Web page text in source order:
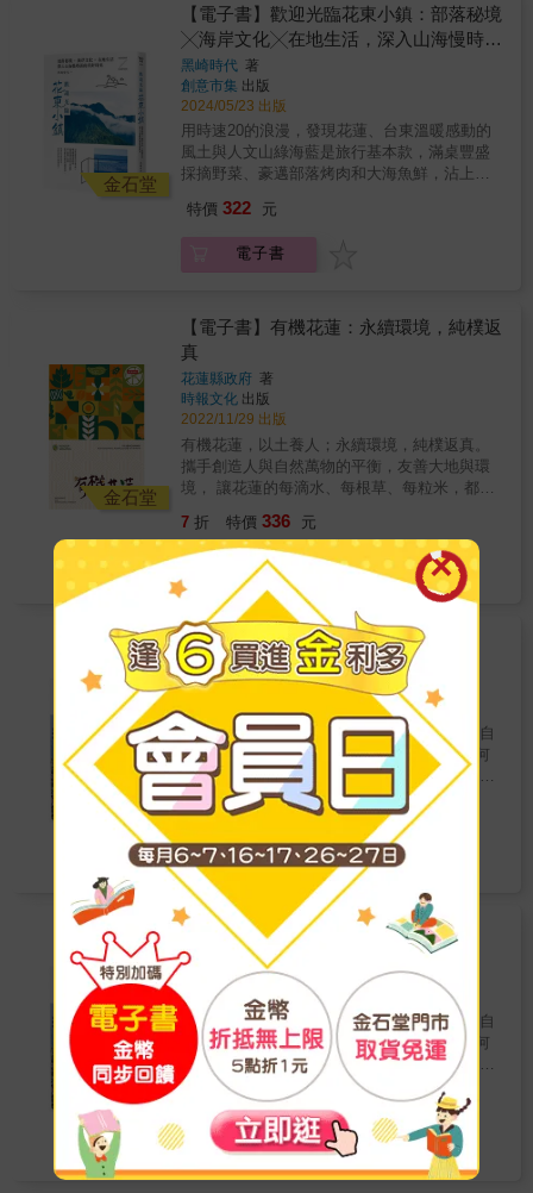
玉里、瑞穗，台東、鹿野、池上、長濱、成功
等必訪城鎮景點，更踏上花東鮮為人知的部落
如萬榮、豐濱、延平、大武等，帶回許多部落
文化、人文故事和在地傳統活動，如太巴塱部
落的紅糯米、太魯閣族感恩祭與傳統美食，讓
旅人了解更多文化底蘊，以及充滿人情味的後
山美好。▍有最遙遠部落之稱、獲頒「全球百
大綠色旅遊地」殊榮的花蓮吉拉米代，吹著迷
人南風，翠綠稻田銜接湛藍天空，彷彿天空之
城下的夢幻梯田，神秘又魔幻&hellip;&hellip;▍
地生存方式，販售的是親近土地與人的情感。
場、日據時代移民村，開發成如今的農田與茶
園風光，孕育出口感香甜的台東紅烏龍，騎著
腳踏車慢慢逛，剛剛好&hellip;&hellip;▍池上早
晨的豆皮香氣喚醒活力，稻浪從翠綠轉至金
黃，季節更替，在池上留下最迷人的專屬代表
色&hellip;&hellip;▍台東大武山南排灣族，利用
黃藤、竹編自製魚筌，順應水流放置、敲打魚
藤，用特殊魚鏡工具在透徹溪流裡捕魚，古老
&hellip;&hellip;▍成功鎮的港口飲食文化自成一
格，點一碗米苔目豪邁灑下跳舞柴魚，再至隔
壁攤位叫一份生魚片，這就是「成功人士」每
日獨特的早餐Style&hellip;&hellip;▍跟著海女
從海岩撿拾cekiw螺和fafako月光螺，放置鐵網
烘烤，空氣中瀰漫著鮮甜和海水味道。吃進嘴
裡才明白，原來「有就是有、沒有就是沒
有」，是大海教會我們的人生豁達
&hellip;&hellip;&
金石堂
【電子書】歡迎光臨花東小鎮：部落秘境
╳海岸文化╳在地生活，深入山海慢時區
的美好時光
黑崎時代 著
創意市集 出版
2024/05/23 出版
用時速20的浪漫，發現花蓮、台東溫暖感動的
風土與人文山綠海藍是旅行基本款，滿桌豐盛
採摘野菜、豪邁部落烤肉和大海魚鮮，沾上特
紅烏龍的甜香，美好在旅程中慢慢回甘。厭倦
鎮！即便是大海，從花蓮到台東，也有著不同
玉里、瑞穗，台東、鹿野、池上、長濱、成功
等必訪城鎮景點，更踏上花東鮮為人知的部落
如萬榮、豐濱、延平、大武等，帶回許多部落
文化、人文故事和在地傳統活動，如太巴塱部
落的紅糯米、太魯閣族感恩祭與傳統美食，讓
旅人了解更多文化底蘊，以及充滿人情味的後
山美好。▍有最遙遠部落之稱、獲頒「全球百
大綠色旅遊地」殊榮的花蓮吉拉米代，吹著迷
人南風，翠綠稻田銜接湛藍天空，彷彿天空之
城下的夢幻梯田，神秘又魔幻&hellip;&hellip;▍
部落柑仔店牆面的符號和名字，衍生出一種在
地生存方式，販售的是親近土地與人的情感。
東西拿了就走，金額下個月再付，柑仔店的存
在，成了比里民活動中心還要人氣的交流形式
&hellip;&hellip;▍鹿野鄉龍田村從卑南族人的獵
場、日據時代移民村，開發成如今的農田與茶
園風光，孕育出口感香甜的台東紅烏龍，騎著
腳踏車慢慢逛，剛剛好&hellip;&hellip;▍池上早
晨的豆皮香氣喚醒活力，稻浪從翠綠轉至金
黃，季節更替，在池上留下最迷人的專屬代表
色&hellip;&hellip;▍台東大武山南排灣族，利用
黃藤、竹編自製魚筌，順應水流放置、敲打魚
藤，用特殊魚鏡工具在透徹溪流裡捕魚，古老
傳統的漁獵卻有著滿滿的生活智慧
&hellip;&hellip;▍成功鎮的港口飲食文化自成一
格，點一碗米苔目豪邁灑下跳舞柴魚，再至隔
壁攤位叫一份生魚片，這就是「成功人士」每
日獨特的早餐Style&hellip;&hellip;▍跟著海女
從海岩撿拾cekiw螺和fafako月光螺，放置鐵網
烘烤，空氣中瀰漫著鮮甜和海水味道。吃進嘴
裡才明白，原來「有就是有、沒有就是沒
有」，是大海教會我們的人生豁達
&hellip;&hellip;&
特價 322 元
電子書
金石堂
【電子書】有機花蓮：永續環境，純樸返
真
花蓮縣政府 著
時報文化 出版
2022/11/29 出版
有機花蓮，以土養人；永續環境，純樸返真。
攜手創造人與自然萬物的平衡，友善大地與環
境， 讓花蓮的每滴水、每根草、每粒米，都純
理環境，孕育出美好大地滋養著萬物生長。 永
續環境，是我們對有機農業的期許，透過花蓮
有機好農們的共同耕耘， 在健康的土地上種植
出健康的食物，為我們及下一代擁有更好的環
境。 & 本書將帶你走一回有機花蓮，聆聽有機
職人的農作故事；挖掘在地特色有機食材，體
驗有機自然生態之旅，讓我們一起來認識這片
土地的美好！
7 折 特價 336 元
電子書
金石堂
【電子書】台東食
水越設計著
時報文化
2020/11/03 出版
慢慢咀嚼，細細品味。 來自台東山海田野的自
然食材，帶領人們反璞歸真，探索「食物如何
吃？從哪兒來？」 & 跟著設計師一起探索豐富
的台東，走進山、海、田間、漁港、傳統市場
等地挖掘美味，是人生必訪的台東食之旅。& &
集合一群關注台東食物教育的政府、學校、在
地人、設計師，展開的在地扎根食育行動。 記
錄部落菜的故鄉、學生吃什麼營養午餐，了解
在地美味的節慶、食材的春夏秋冬等，透過
「食」連結在地餐館達人、學校教育、家庭的
日常美好風景，從「食」與「育」的觀點，認
識新台東。 & 「食」的環節從貼近日常生活的
飲食習慣，到地域的食物特色，甚至是觀光、
教育、經濟層面，彼此之間環環相扣。提到城
市的印象，食物往往是第一個被提到的，例如
法國波爾多有葡萄酒、日本青森有蘋果等，這
些皆是以因食物好品質而出名的城市。 & 台東
依山傍海，造就得天獨厚的地理條件，蘊含豐
厚的在地食材資源、多元的部落飲食文化，以
及在地的農林漁牧產業職人；「台東食」，透
過設計、跨界、資源整合，是一本台東人與來
台東的人必備的手冊。 & 本書特色 & #透過攝
7 折 特價 419 元
電子書
Readmoo
【電子書】台東食
水越設計
著
時報文化出版
2020/11/03 出版
慢慢咀嚼，細細品味。 來自台東山海田野的自
然食材，帶領人們反璞歸真，探索「食物如何
吃？從哪兒來？」 & 跟著設計師一起探索豐富
的台東，走進山、海、田間、漁港、傳統市場
等地挖掘美味，是人生必訪的台東食之旅。& &
集合一群關注台東食物教育的政府、學校、在
地人、設計師，展開的在地扎根食育行動。 記
錄部落菜的故鄉、學生吃什麼營養午餐，了解
419 元
電子書